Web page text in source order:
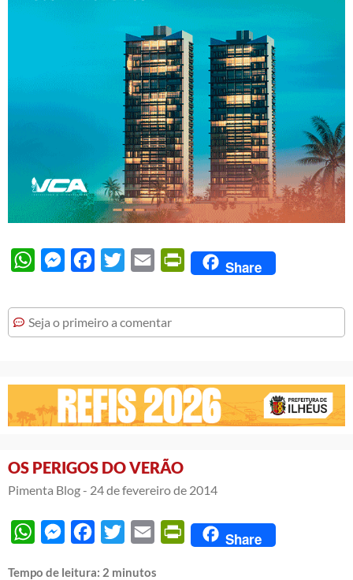
WhatsAppMessengerFacebook
Twitter Email PrintFriendly
Share
Seja o primeiro a comentar
OS PERIGOS DO VERÃO
Pimenta Blog - 24 de fevereiro de 2014
WhatsAppMessengerFacebook
Twitter Email PrintFriendly
Share
Tempo de leitura: 2 minutos